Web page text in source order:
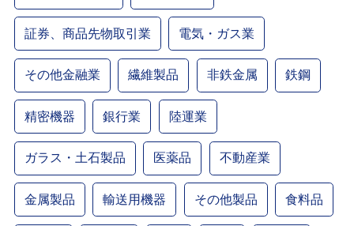
証券、商品先物取引業 電気・ガス業
その他金融業 繊維製品 非鉄金属 鉄鋼
精密機器 銀行業 陸運業
ガラス・土石製品 医薬品 不動産業
金属製品 輸送用機器 その他製品 食料品